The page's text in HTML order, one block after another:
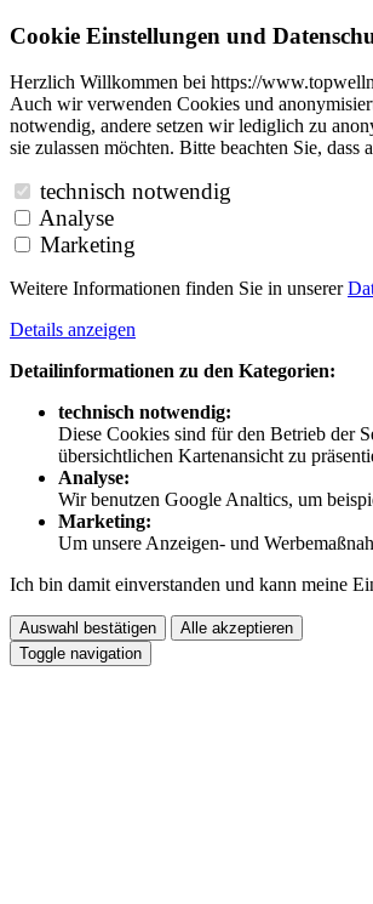
Cookie Einstellungen und
Herzlich Willkommen bei https://
Auch wir verwenden Cookies und
notwendig, andere setzen wir lediglich zu
sie zulassen möchten. Bitte beachten Sie,
technisch notwendig
Analyse
Marketing
Weitere Informationen finden Sie in unserer
Details anzeigen
Detailinformationen zu den Kategorien:
technisch notwendig:
Diese Cookies sind für den Betrieb der
übersichtlichen Kartenansicht zu
Analyse:
Wir benutzen Google Analtics, um
Marketing:
Um unsere Anzeigen- und
Ich bin damit einverstanden und kann meine
Auswahl bestätigen
Alle akzeptieren
Toggle navigation